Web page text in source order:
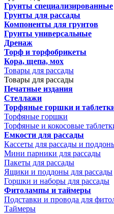
Грунты специализированные
Грунты для рассады
Компоненты для грунтов
Грунты универсальные
Дренаж
Торф и торфобрикеты
Кора, щепа, мох
Товары для рассады
Товары для рассады
Печатные издания
Стеллажи
Торфяные горшки и
Торфяные горшки
Торфяные и кокосовые
Емкости для рассады
Кассеты для рассады и
Мини парники для рассады
Пакеты для рассады
Ящики и поддоны для рассады
Горшки и наборы для рассады
Фитолампы и таймеры
Подставки и провода для
Таймеры